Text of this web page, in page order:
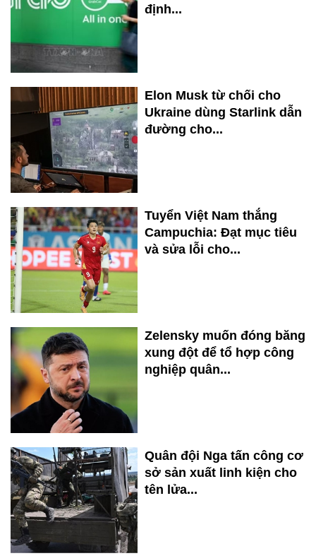
định...
Elon Musk từ chối cho
Ukraine dùng Starlink dẫn
đường cho...
Tuyển Việt Nam thắng
Campuchia: Đạt mục tiêu
và sửa lỗi cho...
Zelensky muốn đóng băng
xung đột để tổ hợp công
nghiệp quân...
Quân đội Nga tấn công cơ
sở sản xuất linh kiện cho
tên lửa...